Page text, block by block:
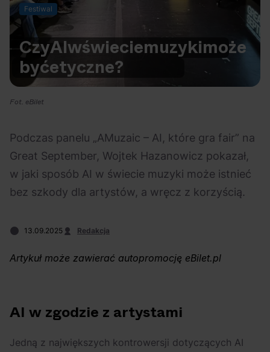
Na czasie
Polecane Scena Impostora 06.08.2026
Kto jest
eBilet Festiwal 05.08.2026
Aplikacja
Festiwal OFF Festival 04.08.2026
OFF Festival 2026 –
High Five
High Five: pięć
Poza nurtem
Poznaj Polskę
Kultura Osobista
Festiwal
CzyAIwświeciemuzykimoże
byćetyczne?
Fot. eBilet
Podczas panelu „AMuzaic – AI, które gra fair” na
Great September, Wojtek Hazanowicz pokazał,
w jaki sposób AI w świecie muzyki może istnieć
bez szkody dla artystów, a wręcz z korzyścią.
13.09.2025 Redakcja
Artykuł może zawierać autopromocję eBilet.pl
AI w zgodzie z artystami
Jedną z największych kontrowersji dotyczących AI